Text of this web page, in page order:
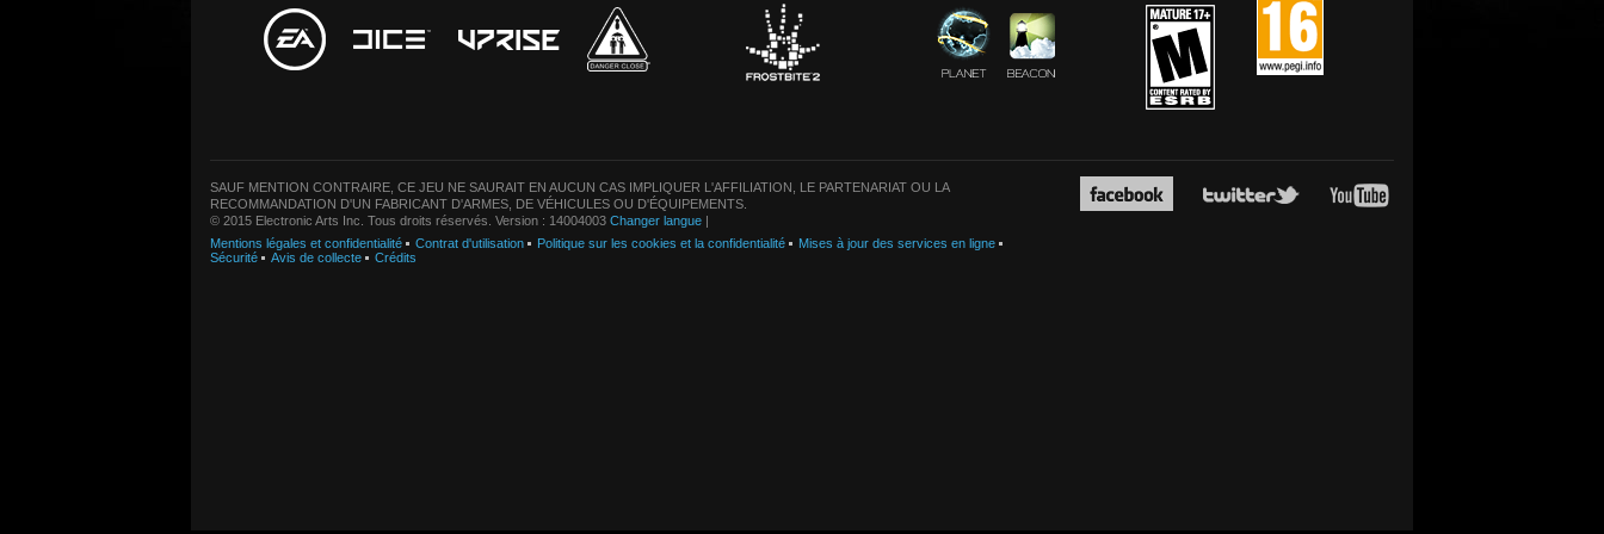
SAUF MENTION CONTRAIRE, CE JEU NE SAURAIT EN AUCUN CAS IMPLIQUER L'AFFILIATION, LE PARTENARIAT OU LA
RECOMMANDATION D'UN FABRICANT D'ARMES, DE VÉHICULES OU D'ÉQUIPEMENTS.
© 2015 Electronic Arts Inc. Tous droits réservés. Version : 14004003 Changer langue |
Mentions légales et confidentialité
Contrat d'utilisation Politique sur les cookies et la confidentialité
Mises à jour des services en ligne
Sécurité
Avis de collecte Crédits